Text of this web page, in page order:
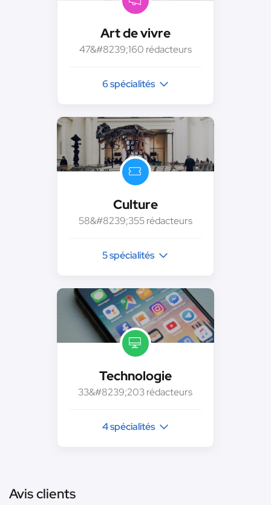
Art de vivre
47&#8239;160 rédacteurs
6 spécialités
Culture
58&#8239;355 rédacteurs
5 spécialités
Technologie
33&#8239;203 rédacteurs
4 spécialités
Avis clients